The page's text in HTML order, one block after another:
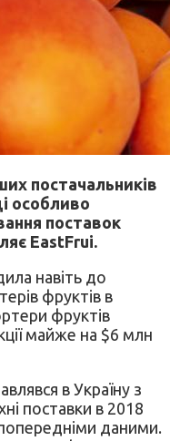
постачальників
особливо
поставок
EastFrui.
навіть до
фруктів в
фруктів
майже на $6 млн
в Україну з
поставки в 2018
попередніми даними.